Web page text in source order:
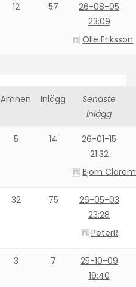
12 57
26-08-05
23:09
Olle Eriksson
Ämnen Inlägg
Senaste
inlägg
5 14
26-01-15
21:32
Björn
32 75
26-05-03
23:28
PeterR
3 7
25-10-09
19:40